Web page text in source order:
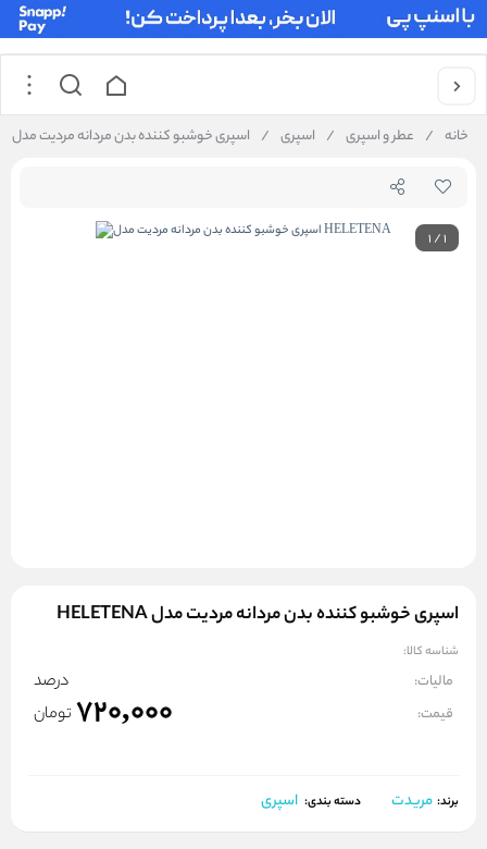
خانه / عطر و اسپری / اسپری / اسپری خوشبو کننده بدن مردانه مردیت مدل HELETENA
1/1
اسپری خوشبو کننده بدن مردانه مردیت مدل HELETENA
شناسه کالا:
مالیات: درصد
قیمت: 720,000 تومان
برند: مریدت دسته بندی: اسپری